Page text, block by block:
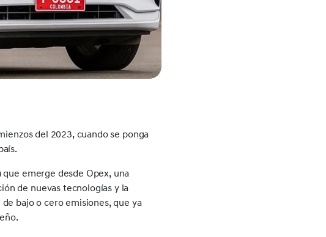
del 2023, cuando se ponga
emerge desde Opex, una
de nuevas tecnologías y la
bajo o cero emisiones, que ya